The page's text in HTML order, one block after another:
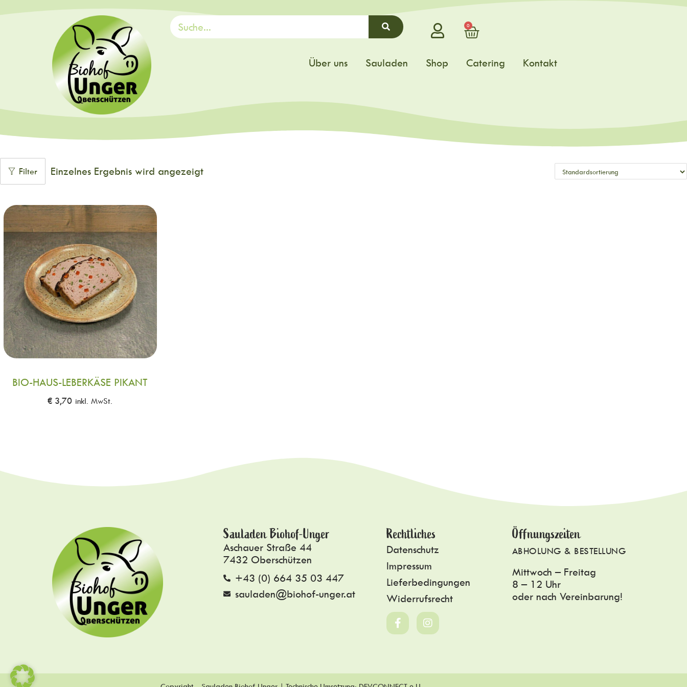
0
Über uns Sauladen Shop Catering Kontakt
Filter Einzelnes Ergebnis wird angezeigt
BIO-HAUS-LEBERKÄSE PIKANT
€ 3,70 inkl. MwSt.
Sauladen Biohof-Unger
Aschauer Straße 44
7432 Oberschützen
+43 (0) 664 35 03 447
sauladen@biohof-unger.at
Rechtliches
Datenschutz
Impressum
Lieferbedingungen
Widerrufsrecht
Öffnungszeiten
ABHOLUNG & BESTELLUNG
Mittwoch – Freitag
8 – 12 Uhr
oder nach Vereinbarung!